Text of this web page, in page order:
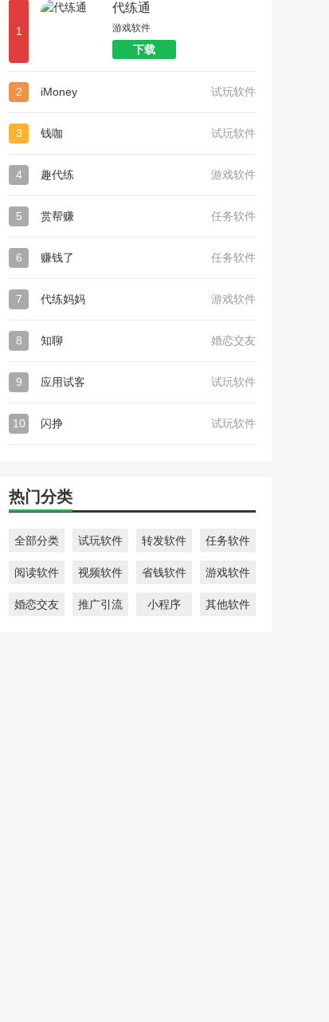
1
代练通
游戏软件
下载
2 iMoney 试玩软件
3 钱咖 试玩软件
4 趣代练 游戏软件
5 赏帮赚 任务软件
6 赚钱了 任务软件
7 代练妈妈 游戏软件
8 知聊 婚恋交友
9 应用试客 试玩软件
10 闪挣 试玩软件
热门分类
全部分类 试玩软件 转发软件 任务软件
阅读软件 视频软件 省钱软件 游戏软件
婚恋交友 推广引流 小程序 其他软件